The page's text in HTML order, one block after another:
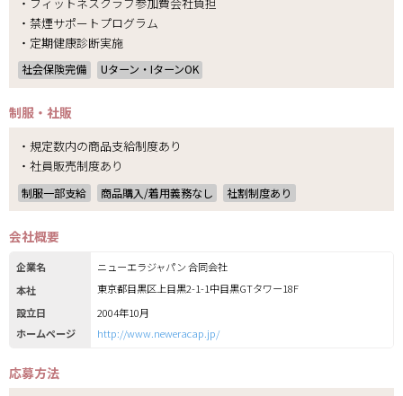
・禁煙サポートプログラム
・定期健康診断実施
社会保険完備 Uターン・IターンOK
制服・社販
・規定数内の商品支給制度あり
・社員販売制度あり
制服一部支給 商品購入/着用義務なし 社割制度あり
会社概要
企業名
ニューエラジャパン 合同会社
本社
東京都目黒区上目黒2-1-1中目黒GTタワー18F
設立日
2004年10月
ホームページ
http://www.neweracap.jp/
応募方法